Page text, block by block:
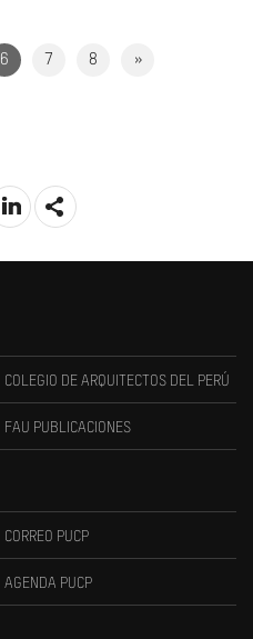
6 7 8 »
COLEGIO DE ARQUITECTOS DEL PERÚ
FAU PUBLICACIONES
CORREO PUCP
AGENDA PUCP